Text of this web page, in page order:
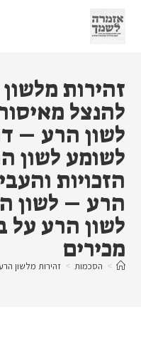
content
זהירות
להנצל
לשון הרע –
לשומע לשון
הזכויות
הרע – לשון
לשון הרע על
מכירים
> הסכמות > זהירות מלשון